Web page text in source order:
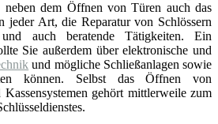
neben dem Öffnen von Türen auch das
jeder Art, die Reparatur von Schlössern
auch beratende Tätigkeiten. Ein
Sie außerdem über elektronische und
und mögliche Schließanlagen sowie
können. Selbst das Öffnen von
gehört mittlerweile zum